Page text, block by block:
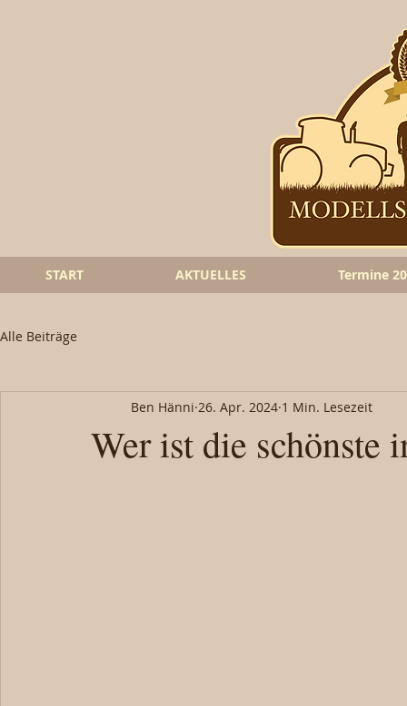
START AKTUELLES Termine
Alle Beiträge
Wer ist die schönste
Ben Hänni 26. Apr. 2024 1 Min. Lesezeit